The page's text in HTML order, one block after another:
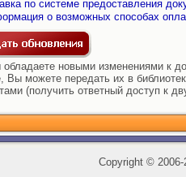
по системе предоставления
о возможных способах
новыми изменениями к
Вы можете передать их в
(получить ответный доступ к
Copyright ©